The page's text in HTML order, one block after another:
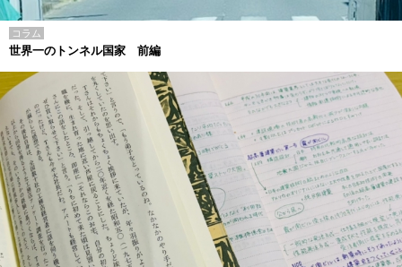
コラム
世界一のトンネル国家 前編